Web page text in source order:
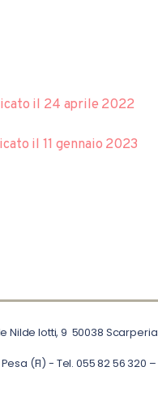
il 24 aprile 2022
il 11 gennaio 2023
Nilde Iotti, 9 50038 Scarperia
(FI) - Tel. 055 82 56 320 –